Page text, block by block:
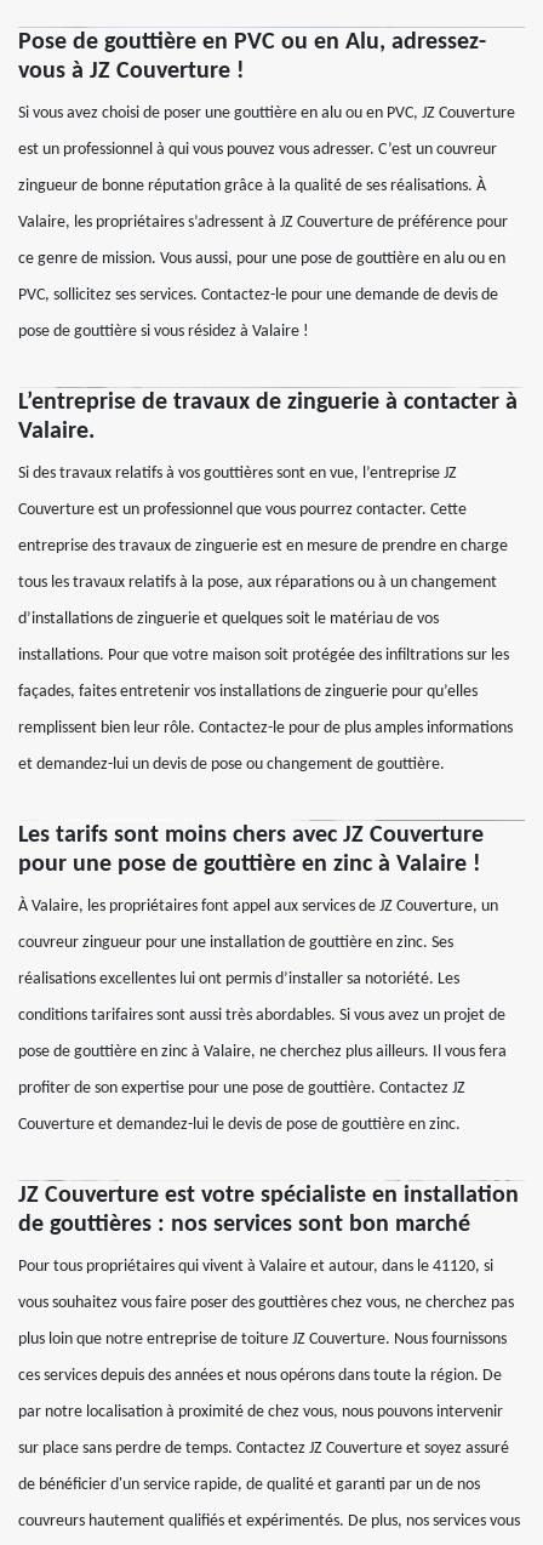
Pose de gouttière en PVC ou en Alu, adressez-
vous à JZ Couverture !
Si vous avez choisi de poser une gouttière en alu ou en PVC, JZ Couverture
est un professionnel à qui vous pouvez vous adresser. C’est un couvreur
zingueur de bonne réputation grâce à la qualité de ses réalisations. À
Valaire, les propriétaires s’adressent à JZ Couverture de préférence pour
ce genre de mission. Vous aussi, pour une pose de gouttière en alu ou en
PVC, sollicitez ses services. Contactez-le pour une demande de devis de
pose de gouttière si vous résidez à Valaire !
L’entreprise de travaux de zinguerie à contacter à
Valaire.
Si des travaux relatifs à vos gouttières sont en vue, l’entreprise JZ
Couverture est un professionnel que vous pourrez contacter. Cette
entreprise des travaux de zinguerie est en mesure de prendre en charge
tous les travaux relatifs à la pose, aux réparations ou à un changement
d’installations de zinguerie et quelques soit le matériau de vos
installations. Pour que votre maison soit protégée des infiltrations sur les
façades, faites entretenir vos installations de zinguerie pour qu’elles
remplissent bien leur rôle. Contactez-le pour de plus amples informations
et demandez-lui un devis de pose ou changement de gouttière.
Les tarifs sont moins chers avec JZ Couverture
pour une pose de gouttière en zinc à Valaire !
À Valaire, les propriétaires font appel aux services de JZ Couverture, un
couvreur zingueur pour une installation de gouttière en zinc. Ses
réalisations excellentes lui ont permis d’installer sa notoriété. Les
conditions tarifaires sont aussi très abordables. Si vous avez un projet de
pose de gouttière en zinc à Valaire, ne cherchez plus ailleurs. Il vous fera
profiter de son expertise pour une pose de gouttière. Contactez JZ
Couverture et demandez-lui le devis de pose de gouttière en zinc.
JZ Couverture est votre spécialiste en installation
de gouttières : nos services sont bon marché
Pour tous propriétaires qui vivent à Valaire et autour, dans le 41120, si
vous souhaitez vous faire poser des gouttières chez vous, ne cherchez pas
plus loin que notre entreprise de toiture JZ Couverture. Nous fournissons
ces services depuis des années et nous opérons dans toute la région. De
par notre localisation à proximité de chez vous, nous pouvons intervenir
sur place sans perdre de temps. Contactez JZ Couverture et soyez assuré
de bénéficier d'un service rapide, de qualité et garanti par un de nos
couvreurs hautement qualifiés et expérimentés. De plus, nos services vous